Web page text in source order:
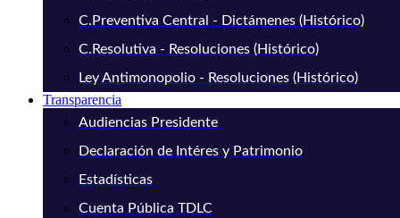
C.Preventiva Central - Dictámenes (Histórico)
C.Resolutiva - Resoluciones (Histórico)
Ley Antimonopolio - Resoluciones (Histórico)
Transparencia
Audiencias Presidente
Declaración de Intéres y Patrimonio
Estadísticas
Cuenta Pública TDLC